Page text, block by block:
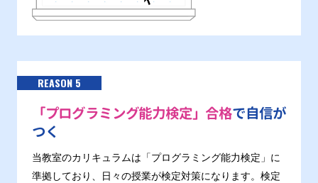
REASON 5
「プログラミング能力検定」合格で自信が
つく
当教室のカリキュラムは「プログラミング能力検定」に
準拠しており、日々の授業が検定対策になります。検定